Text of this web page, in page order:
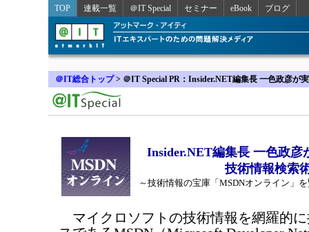
TOP 連載一覧 ＠IT Special セミナー eBook ブログ
＠IT総合トップ> ＠IT Special PR：Insider.NET編集長 一色政彦が
Insider.NET編集長 一色政彦
技術情報検索
～技術情報の宝庫「MSDNオンライン」
マイクロソフトの技術情報を網羅的